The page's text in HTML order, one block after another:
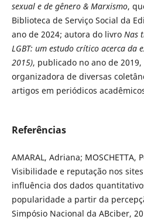
sexual e de gênero & Marxismo,
Biblioteca de Serviço Social da
ano de 2024; autora do livro Nas
LGBT: um estudo crítico acerca da
2015), publicado no ano de 2019,
organizadora de diversas
artigos em periódicos
Referências
AMARAL, Adriana; MOSCHETTA,
Visibilidade e reputação nos
influência dos dados
popularidade a partir da
Simpósio Nacional da ABciber,